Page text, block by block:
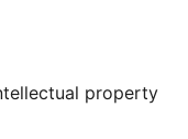
property